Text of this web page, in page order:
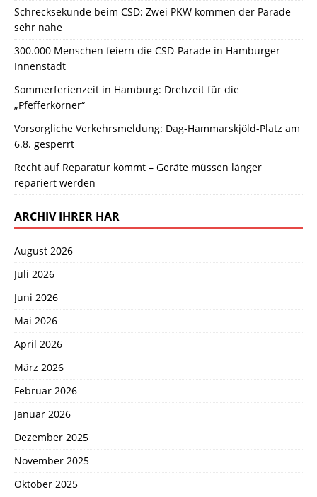
Schrecksekunde beim CSD: Zwei PKW kommen der Parade
sehr nahe
300.000 Menschen feiern die CSD-Parade in Hamburger
Innenstadt
Sommerferienzeit in Hamburg: Drehzeit für die
„Pfefferkörner“
Vorsorgliche Verkehrsmeldung: Dag-Hammarskjöld-Platz am
6.8. gesperrt
Recht auf Reparatur kommt – Geräte müssen länger
repariert werden
ARCHIV IHRER HAR
August 2026
Juli 2026
Juni 2026
Mai 2026
April 2026
März 2026
Februar 2026
Januar 2026
Dezember 2025
November 2025
Oktober 2025